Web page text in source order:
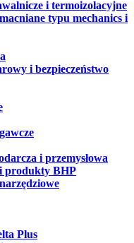
i termoizolacyjne
typu mechanics i
i bezpieczeństwo
i przemysłowa
i produkty BHP
Plus